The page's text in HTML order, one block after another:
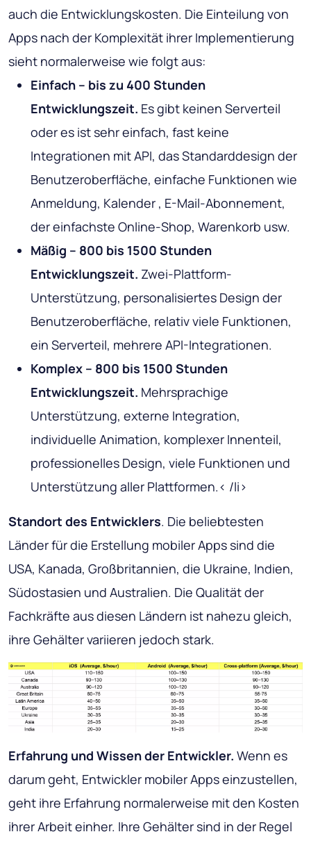
auch die Entwicklungskosten. Die Einteilung von
Apps nach der Komplexität ihrer Implementierung
sieht normalerweise wie folgt aus:
Einfach – bis zu 400 Stunden
Entwicklungszeit. Es gibt keinen Serverteil
oder es ist sehr einfach, fast keine
Integrationen mit API, das Standarddesign der
Benutzeroberfläche, einfache Funktionen wie
Anmeldung, Kalender , E-Mail-Abonnement,
der einfachste Online-Shop, Warenkorb usw.
Mäßig – 800 bis 1500 Stunden
Entwicklungszeit. Zwei-Plattform-
Unterstützung, personalisiertes Design der
Benutzeroberfläche, relativ viele Funktionen,
ein Serverteil, mehrere API-Integrationen.
Komplex – 800 bis 1500 Stunden
Entwicklungszeit. Mehrsprachige
Unterstützung, externe Integration,
individuelle Animation, komplexer Innenteil,
professionelles Design, viele Funktionen und
Unterstützung aller Plattformen.< /li>
Standort des Entwicklers. Die beliebtesten
Länder für die Erstellung mobiler Apps sind die
USA, Kanada, Großbritannien, die Ukraine, Indien,
Südostasien und Australien. Die Qualität der
Fachkräfte aus diesen Ländern ist nahezu gleich,
ihre Gehälter variieren jedoch stark.
Erfahrung und Wissen der Entwickler. Wenn es
darum geht, Entwickler mobiler Apps einzustellen,
geht ihre Erfahrung normalerweise mit den Kosten
ihrer Arbeit einher. Ihre Gehälter sind in der Regel